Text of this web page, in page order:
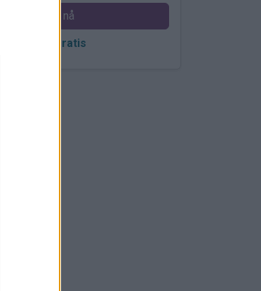
Kjøp nå
Prøv gratis